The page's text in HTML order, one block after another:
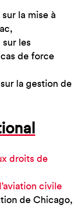
sur la mise à
sur les
de force
sur la gestion de
droits de
civile
de Chicago,